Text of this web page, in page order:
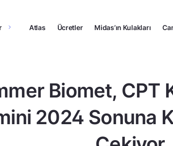
Atlas Ücretler Midas’ın Kulakları
Biomet, CPT
2024 Sonuna